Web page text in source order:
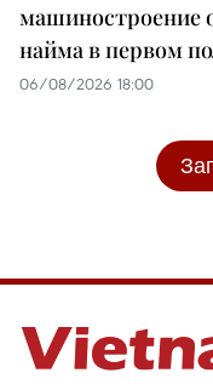
машиностроение
найма в первом
06/08/2026 18:00